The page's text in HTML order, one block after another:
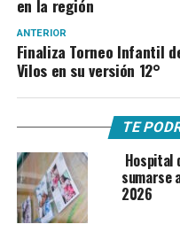
en la región
ANTERIOR
Finaliza Torneo Infantil
Vilos en su versión 12°
TE
Hospital
sumarse
2026